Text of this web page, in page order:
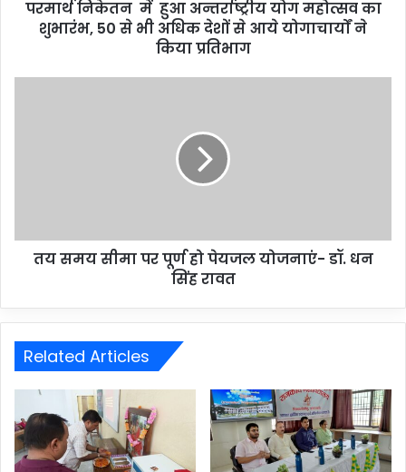
परमार्थ निकेतन में हुआ अन्तर्राष्ट्रीय योग महोत्सव का
शुभारंभ, 50 से भी अधिक देशों से आये योगाचार्यों ने
किया प्रतिभाग
तय समय सीमा पर पूर्ण हो पेयजल योजनाएं- डॉ. धन
सिंह रावत
Related Articles